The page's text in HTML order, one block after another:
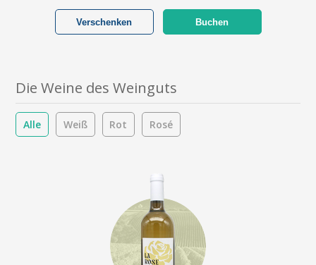
Buchen
Verschenken
Die Weine des Weinguts
Alle Weiß Rot Rosé